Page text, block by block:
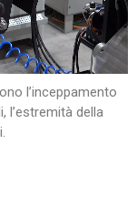
l’inceppamento
l’estremità della